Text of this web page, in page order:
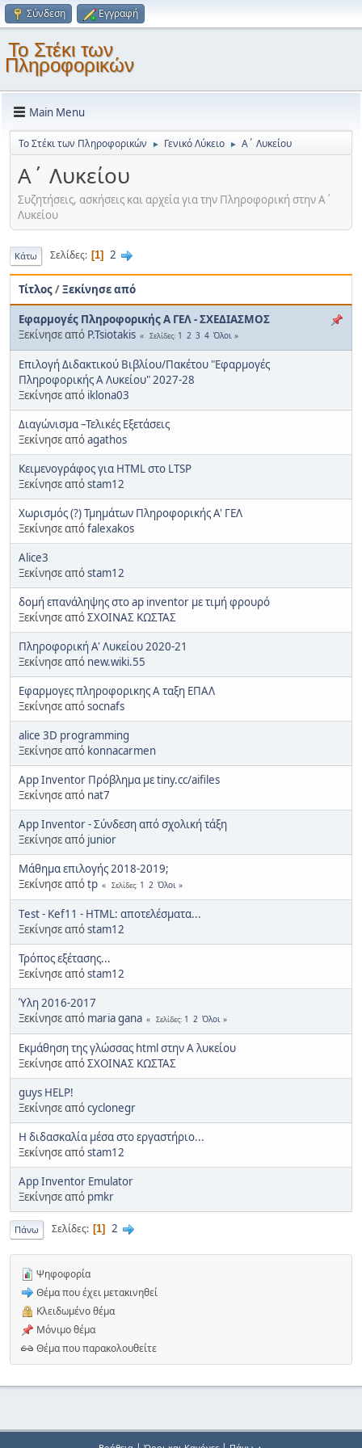
Σύνδεση Εγγραφή
Το Στέκι των
Πληροφορικών
Main Menu
Το Στέκι των Πληροφορικών ► Γενικό Λύκειο ► Α΄ Λυκείου
Α΄ Λυκείου
Συζητήσεις, ασκήσεις και αρχεία για την Πληροφορική στην Α΄
Λυκείου
Κάτω Σελίδες 1 2
Τίτλος/Ξεκίνησε από
Εφαρμογές Πληροφορικής Α ΓΕΛ - ΣΧΕΔΙΑΣΜΟΣ
Ξεκίνησε από P.Tsiotakis Σελίδες 1 2 3 4 Όλοι
Επιλογή Διδακτικού Βιβλίου/Πακέτου "Εφαρμογές
Πληροφορικής Α Λυκείου" 2027-28
Ξεκίνησε από iklona03
Διαγώνισμα –Τελικές Εξετάσεις
Ξεκίνησε απόagathos
Κειμενογράφος για HTML στο LTSP
Ξεκίνησε απόstam12
Χωρισμός (?) Τμημάτων Πληροφορικής Α' ΓΕΛ
Ξεκίνησε απόfalexakos
Alice3
Ξεκίνησε απόstam12
δομή επανάληψης στο ap inventor με τιμή φρουρό
Ξεκίνησε απόΣΧΟΙΝΑΣ ΚΩΣΤΑΣ
Πληροφορική Α' Λυκείου 2020-21
Ξεκίνησε από new.wiki.55
Εφαρμογες πληροφορικης Α ταξη ΕΠΑΛ
Ξεκίνησε απόsocnafs
alice 3D programming
Ξεκίνησε από konnacarmen
App Inventor Πρόβλημα με tiny.cc/aifiles
Ξεκίνησε από nat7
App Inventor - Σύνδεση από σχολική τάξη
Ξεκίνησε από junior
Μάθημα επιλογής 2018-2019;
Ξεκίνησε απόtp Σελίδες 1 2 Όλοι
Τest - Kef11 - HTML: αποτελέσματα...
Ξεκίνησε απόstam12
Τρόπος εξέτασης...
Ξεκίνησε απόstam12
Ύλη 2016-2017
Ξεκίνησε από maria gana Σελίδες 1 2 Όλοι
Εκμάθηση της γλώσσας html στην Α λυκείου
Ξεκίνησε απόΣΧΟΙΝΑΣ ΚΩΣΤΑΣ
guys HELP!
Ξεκίνησε απόcyclonegr
Η διδασκαλία μέσα στο εργαστήριο...
Ξεκίνησε απόstam12
App Inventor Emulator
Ξεκίνησε από pmkr
Πάνω Σελίδες 1 2
Ψηφοφορία
Θέμα που έχει μετακινηθεί
Κλειδωμένο θέμα
Μόνιμο θέμα
Θέμα που παρακολουθείτε